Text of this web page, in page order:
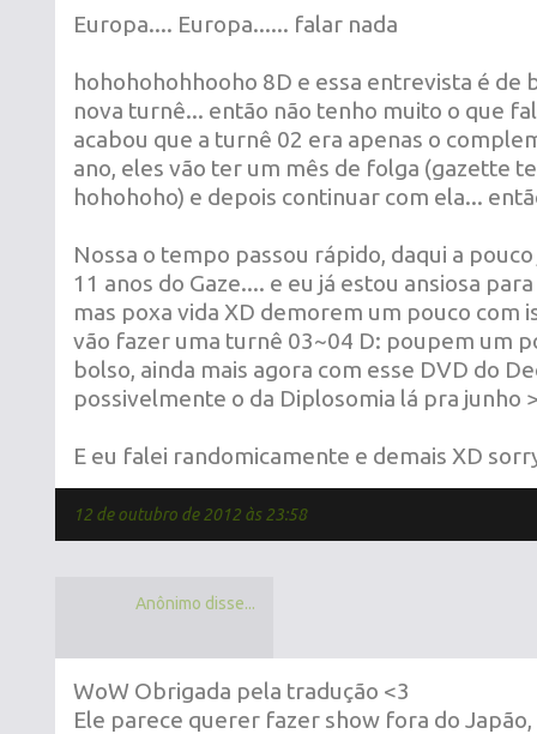
Europa.... Europa...... falar nada
hohohohohhooho 8D e essa entrevista é de
nova turnê... então não tenho muito o que
acabou que a turnê 02 era apenas o
ano, eles vão ter um mês de folga (gazette
hohohoho) e depois continuar com ela...
Nossa o tempo passou rápido, daqui a
11 anos do Gaze.... e eu já estou ansiosa
mas poxa vida XD demorem um pouco com
vão fazer uma turnê 03~04 D: poupem um
bolso, ainda mais agora com esse DVD do
possivelmente o da Diplosomia lá pra junho
E eu falei randomicamente e demais XD
12 de outubro de 2012 às 23:58
Anônimo disse...
WoW Obrigada pela tradução <3
Ele parece querer fazer show fora do